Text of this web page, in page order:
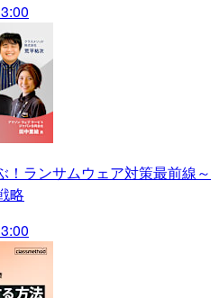
！ランサムウェア対策最前線～
略